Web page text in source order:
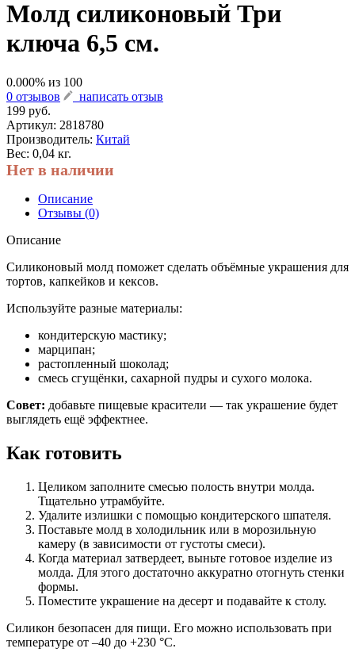
Молд силиконовый Три
ключа 6,5 см.
0.000% из 100
0 отзывов
написать отзыв
199 руб.
Артикул: 2818780
Производитель: Китай
Вес: 0,04 кг.
Нет в наличии
Описание
Отзывы (0)
Описание
Силиконовый молд поможет сделать объёмные украшения для
тортов, капкейков и кексов.
Используйте разные материалы:
кондитерскую мастику;
марципан;
растопленный шоколад;
смесь сгущёнки, сахарной пудры и сухого молока.
Совет: добавьте пищевые красители — так украшение будет
выглядеть ещё эффектнее.
Как готовить
Целиком заполните смесью полость внутри молда.
Тщательно утрамбуйте.
Удалите излишки с помощью кондитерского шпателя.
Поставьте молд в холодильник или в морозильную
камеру (в зависимости от густоты смеси).
Когда материал затвердеет, выньте готовое изделие из
молда. Для этого достаточно аккуратно отогнуть стенки
формы.
Поместите украшение на десерт и подавайте к столу.
Силикон безопасен для пищи. Его можно использовать при
температуре от –40 до +230 °C.